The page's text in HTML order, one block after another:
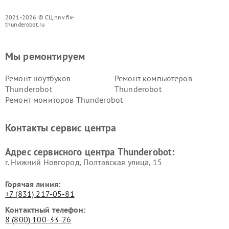
2021-2026 © СЦ nnv.fix-
thunderobot.ru
Мы ремонтируем
Ремонт ноутбуков
Thunderobot
Ремонт компьютеров
Thunderobot
Ремонт мониторов Thunderobot
Контакты сервис центра
Адрес сервисного центра Thunderobot:
г. Нижний Новгород, Полтавская улица, 15
Горячая линия:
+7 (831) 217-05-81
Контактный телефон:
8 (800) 100-33-26